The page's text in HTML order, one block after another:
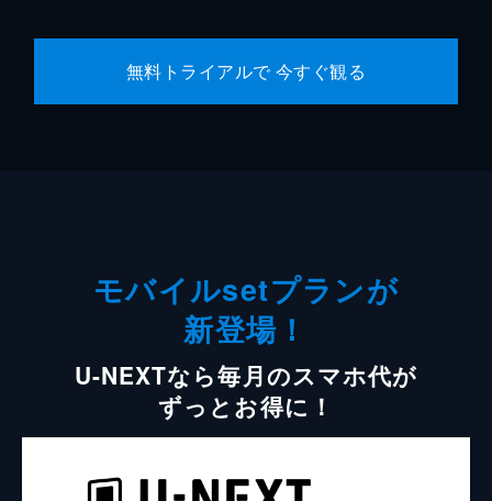
無料トライアルで 今すぐ観る
モバイルsetプランが
新登場！
U-NEXTなら毎月のスマホ代が
ずっとお得に！